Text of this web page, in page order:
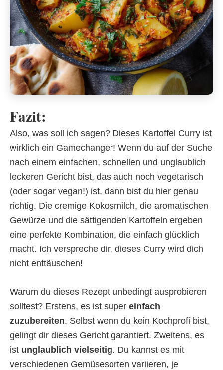
Fazit:
Also, was soll ich sagen? Dieses Kartoffel Curry ist
wirklich ein Gamechanger! Wenn du auf der Suche
nach einem einfachen, schnellen und unglaublich
leckeren Gericht bist, das auch noch vegetarisch
(oder sogar vegan!) ist, dann bist du hier genau
richtig. Die cremige Kokosmilch, die aromatischen
Gewürze und die sättigenden Kartoffeln ergeben
eine perfekte Kombination, die einfach glücklich
macht. Ich verspreche dir, dieses Curry wird dich
nicht enttäuschen!
Warum du dieses Rezept unbedingt ausprobieren
solltest? Erstens, es ist super einfach
zuzubereiten. Selbst wenn du kein Kochprofi bist,
gelingt dir dieses Gericht garantiert. Zweitens, es
ist unglaublich vielseitig. Du kannst es mit
verschiedenen Gemüsesorten variieren, je